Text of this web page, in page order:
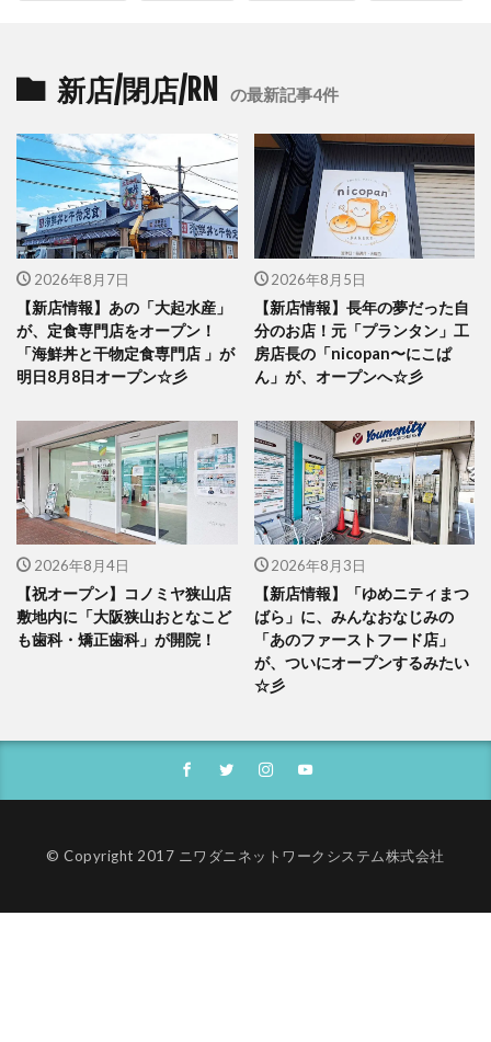
新店/閉店/RN の最新記事4件
2026年8月7日
【新店情報】あの「大起水産」
が、定食専門店をオープン！
「海鮮丼と干物定食専門店 」が
明日8月8日オープン☆彡
2026年8月5日
【新店情報】長年の夢だった自
分のお店！元「プランタン」工
房店長の「nicopan〜にこぱ
ん」が、オープンへ☆彡
2026年8月4日
【祝オープン】コノミヤ狭山店
敷地内に「大阪狭山おとなこど
も歯科・矯正歯科」が開院！
2026年8月3日
【新店情報】「ゆめニティまつ
ばら」に、みんなおなじみの
「あのファーストフード店」
が、ついにオープンするみたい
☆彡
© Copyright 2017 ニワダニネットワークシステム株式会社